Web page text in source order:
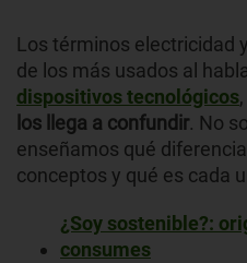
Los términos electricidad
de los más usados al
dispositivos tecnológicos
los llega a confundir. No
enseñamos qué
conceptos y qué es cada
¿Soy sostenible?:
consumes